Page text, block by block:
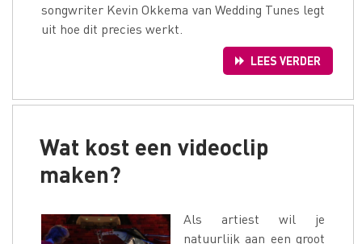
songwriter Kevin Okkema van Wedding Tunes legt
uit hoe dit precies werkt.
LEES VERDER
Wat kost een videoclip
maken?
Als artiest wil je
natuurlijk aan een groot